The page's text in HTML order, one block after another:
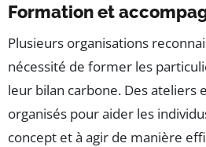
Formation et
Plusieurs organisations
nécessité de former les
leur bilan carbone. Des ateliers
organisés pour aider les
concept et à agir de manière